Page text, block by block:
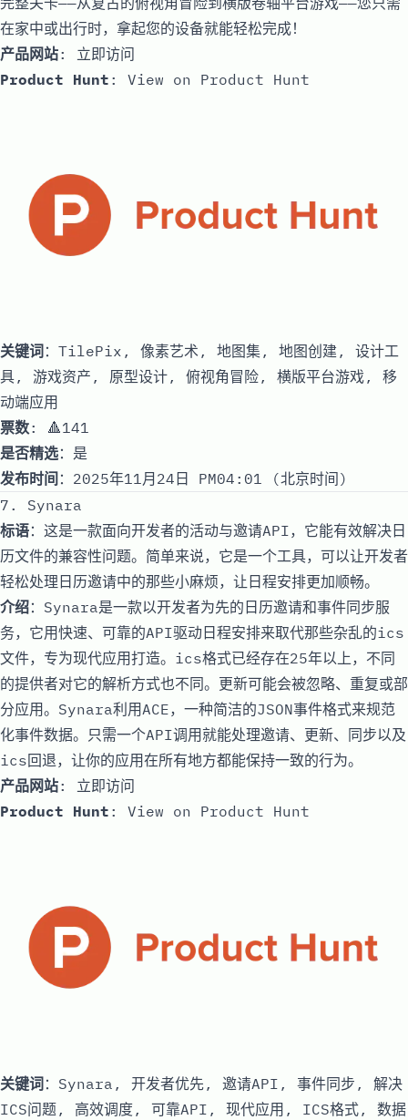
在家中或出行时，拿起您的设备就能轻松完成！
产品网站: 立即访问
Product Hunt : View on Product Hunt
关键词 ：TilePix, 像素艺术, 地图集, 地图创建, 设计工
具, 游戏资产, 原型设计, 俯视角冒险, 横版平台游戏, 移
动端应用
票数: 🔺141
是否精选：是
发布时间 ：2025年11月24日 PM04:01 (北京时间)
7. Synara
标语：这是一款面向开发者的活动与邀请API，它能有效解决日
历文件的兼容性问题。简单来说，它是一个工具，可以让开发者
轻松处理日历邀请中的那些小麻烦，让日程安排更加顺畅。
介绍：Synara是一款以开发者为先的日历邀请和事件同步服
务，它用快速、可靠的API驱动日程安排来取代那些杂乱的ics
文件，专为现代应用打造。ics格式已经存在25年以上，不同
的提供者对它的解析方式也不同。更新可能会被忽略、重复或部
分应用。Synara利用ACE，一种简洁的JSON事件格式来规范
化事件数据。只需一个API调用就能处理邀请、更新、同步以及
ics回退，让你的应用在所有地方都能保持一致的行为。
产品网站: 立即访问
Product Hunt : View on Product Hunt
关键词 ：Synara, 开发者优先, 邀请API, 事件同步, 解决
ICS问题, 高效调度, 可靠API, 现代应用, ICS格式, 数据